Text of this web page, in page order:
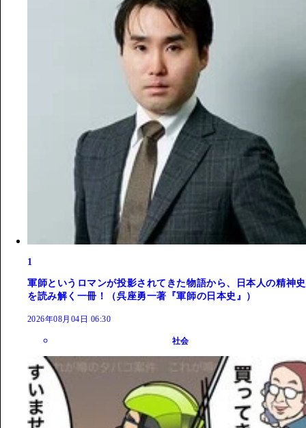
1
軍師というロマンが投影されてきた物語から、日本人の精神史
を読み解く一冊！（呉座勇一著『軍師の日本史』）
2026年08月04日 06:30
社会